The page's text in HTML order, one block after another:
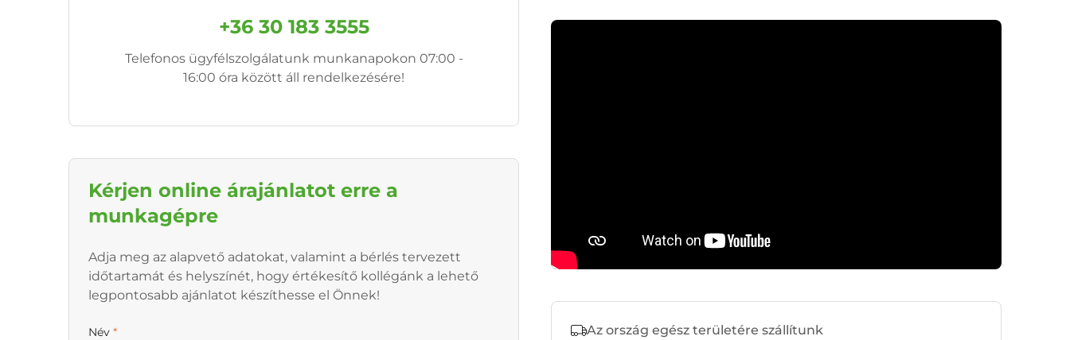
+36 30 183 3555
Telefonos ügyfélszolgálatunk munkanapokon 07:00 -
16:00 óra között áll rendelkezésére!
Kérjen online árajánlatot erre a
munkagépre
Adja meg az alapvető adatokat, valamint a bérlés tervezett
időtartamát és helyszínét, hogy értékesítő kollégánk a lehető
legpontosabb ajánlatot készíthesse el Önnek!
Név * Az ország egész területére szállítunk